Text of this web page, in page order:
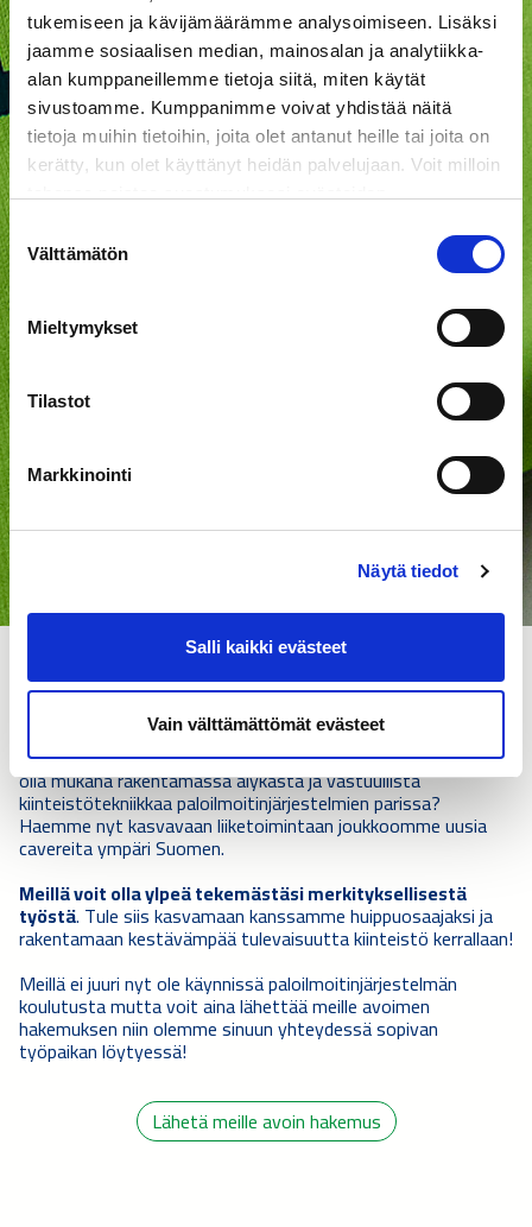
tukemiseen ja kävijämäärämme analysoimiseen. Lisäksi
jaamme sosiaalisen median, mainosalan ja analytiikka-
alan kumppaneillemme tietoja siitä, miten käytät
sivustoamme. Kumppanimme voivat yhdistää näitä
tietoja muihin tietoihin, joita olet antanut heille tai joita on
kerätty, kun olet käyttänyt heidän palvelujaan. Voit milloin
Suostumuksen
valinta
Välttämätön
Mieltymykset
Tilastot
Markkinointi
Näytä tiedot
Salli kaikki evästeet
Vain välttämättömät evästeet
vastuullistajaluotettavaa työnantajaa, joka
työturvallisuuteenja työntekijöiden
hyvinvointiin? Haluatko kehittyähuippuammattilaiseksija
olla mukana rakentamassa älykästä ja vastuullista
kiinteistötekniikkaa paloilmoitinjärjestelmien parissa?
Haemme nyt kasvavaan liiketoimintaan joukkoomme uusia
cavereita ympäri Suomen.
Meillä voit olla ylpeä tekemästäsi merkityksellisestä
työstä. Tule siis kasvamaan kanssamme huippuosaajaksi ja
rakentamaan kestävämpää tulevaisuutta kiinteistö kerrallaan!
Meillä ei juuri nyt ole käynnissä paloilmoitinjärjestelmän
koulutusta mutta voit aina lähettää meille avoimen
hakemuksen niin olemme sinuun yhteydessä sopivan
työpaikan löytyessä!
Lähetä meille avoin hakemus